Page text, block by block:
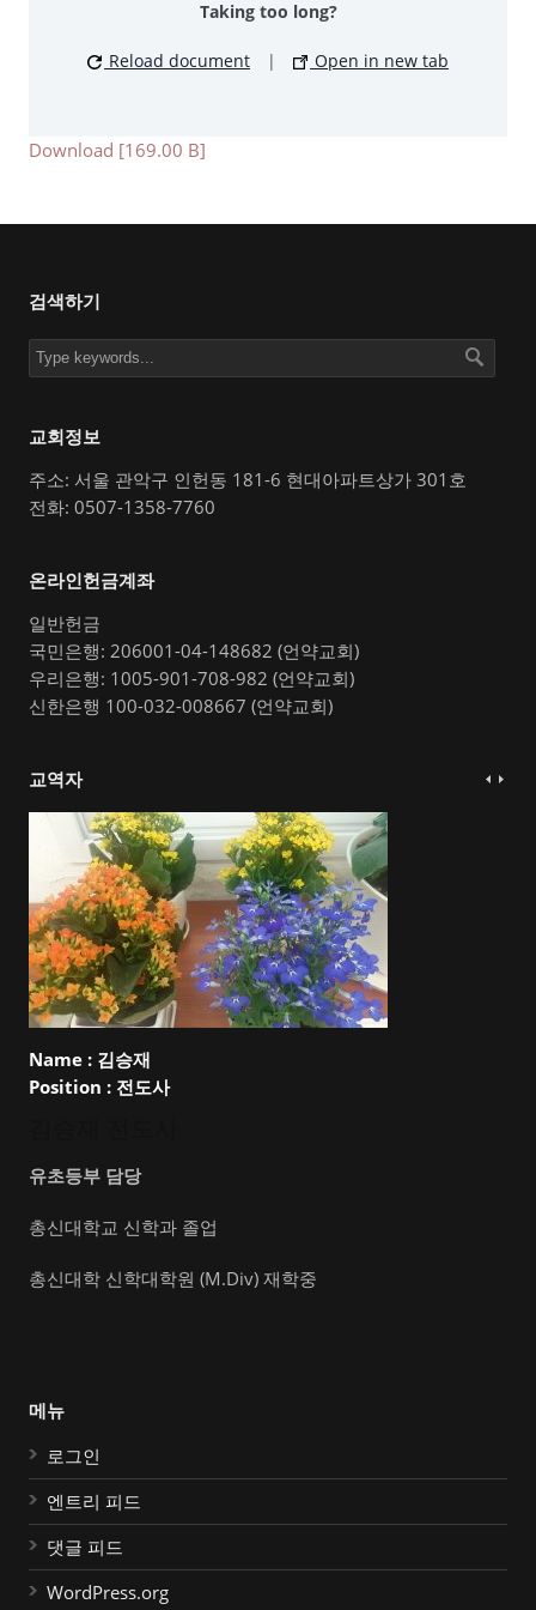
Taking too long?
Reload document | Open in new tab
Download [169.00 B]
검색하기
교회정보
주소: 서울 관악구 인헌동 181-6 현대아파트상가 301호
전화: 0507-1358-7760
온라인헌금계좌
일반헌금
국민은행: 206001-04-148682 (언약교회)
우리은행: 1005-901-708-982 (언약교회)
신한은행 100-032-008667 (언약교회)
교역자
Name : 김승재
Position : 전도사
유초등부 담당
총신대학교 신학과 졸업
총신대학 신학대학원 (M.Div) 재학중
메뉴
로그인
엔트리 피드
댓글 피드
WordPress.org